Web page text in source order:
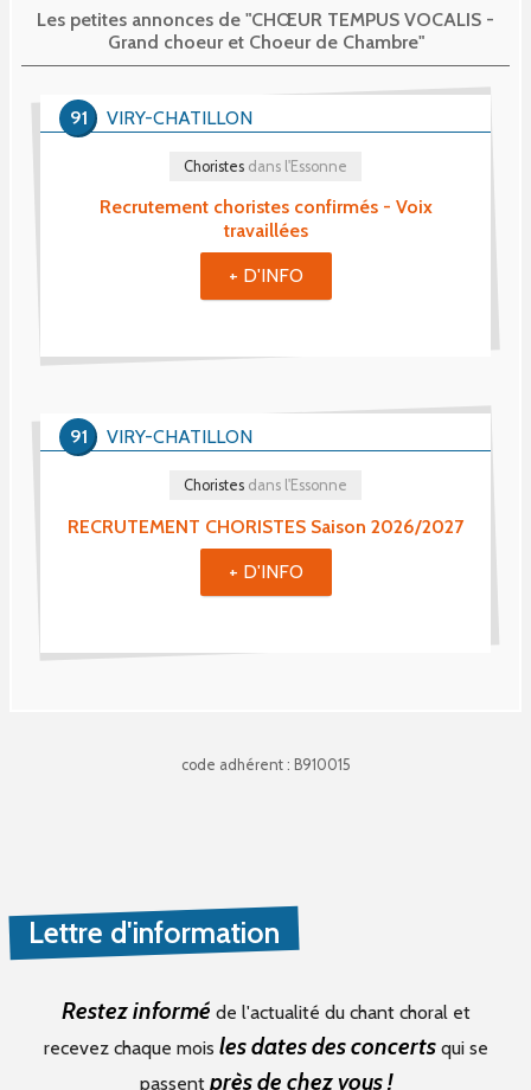
Les petites annonces de "CHŒUR TEMPUS VOCALIS -
Grand choeur et Choeur de Chambre"
Recrutement choristes confirmés - Voix
travaillées
Choristes dans l'Essonne
VIRY-CHATILLON
91
+ D'INFO
RECRUTEMENT CHORISTES Saison 2026/2027
Choristes dans l'Essonne
VIRY-CHATILLON
91
+ D'INFO
code adhérent : B910015
Lettre d'information
Restez informé de l'actualité du chant choral et
recevez chaque mois les dates des concertsqui se
passent près de chez vous !